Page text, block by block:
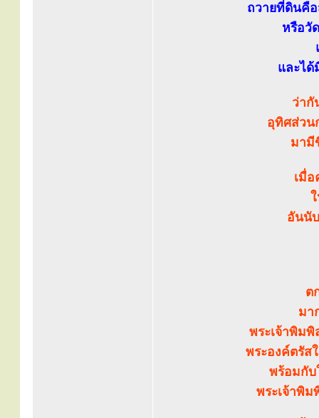
ถวายที่ดินคือ
หรือวั
และได้
ว่ากั
อุทิศส่วน
มามี
เมื่อ
อันนั
ต
มา
พระเจ้าพิม
พระองค์ตรัส
พร้อมกั
พระเจ้าพิ